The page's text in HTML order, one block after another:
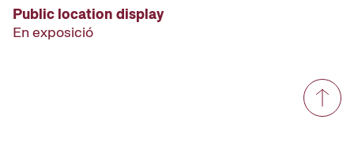
Public location display
En exposició